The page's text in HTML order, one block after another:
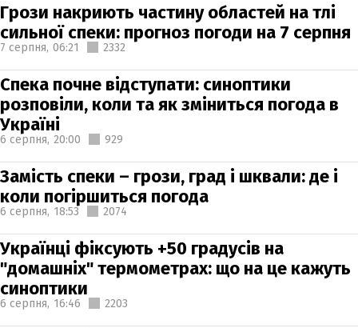
Грози накриють частину областей на тлі
сильної спеки: прогноз погоди на 7 серпня
7 серпня, 06:21 2332
Спека почне відступати: синоптики
розповіли, коли та як зміниться погода в
Україні
6 серпня, 20:00 929
Замість спеки – грози, град і шквали: де і
коли погіршиться погода
6 серпня, 18:53 2074
Українці фіксують +50 градусів на
"домашніх" термометрах: що на це кажуть
синоптики
6 серпня, 16:46 2203